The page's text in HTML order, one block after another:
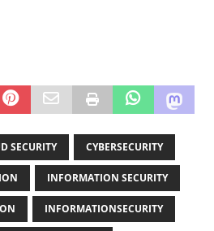
SECURITY CYBERSECURITY
INFORMATION SECURITY
INFORMATIONSECURITY